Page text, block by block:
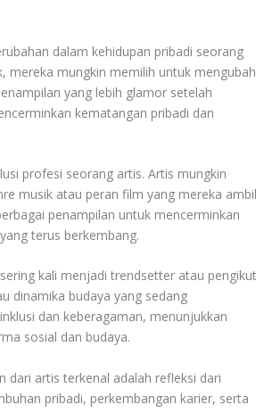
dalam kehidupan pribadi seorang
mereka mungkin memilih untuk mengubah
yang lebih glamor setelah
kematangan pribadi dan
profesi seorang artis. Artis mungkin
musik atau peran film yang mereka
penampilan untuk mencerminkan
terus berkembang.
kali menjadi trendsetter atau
dinamika budaya yang sedang
dan keberagaman, menunjukkan
sosial dan budaya.
dari artis terkenal adalah refleksi dari
pribadi, perkembangan karier, serta